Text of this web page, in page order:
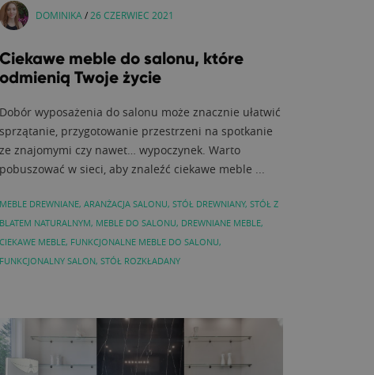
DOMINIKA / 26 CZERWIEC 2021
Ciekawe meble do salonu, które
odmienią Twoje życie
Dobór wyposażenia do salonu może znacznie ułatwić
sprzątanie, przygotowanie przestrzeni na spotkanie
ze znajomymi czy nawet… wypoczynek. Warto
pobuszować w sieci, aby znaleźć ciekawe meble ...
MEBLE DREWNIANE, ARANŻACJA SALONU, STÓŁ DREWNIANY, STÓŁ Z
BLATEM NATURALNYM, MEBLE DO SALONU, DREWNIANE MEBLE,
CIEKAWE MEBLE, FUNKCJONALNE MEBLE DO SALONU,
FUNKCJONALNY SALON, STÓŁ ROZKŁADANY